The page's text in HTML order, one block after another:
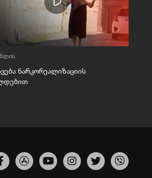
ნარკორეალიზაციის